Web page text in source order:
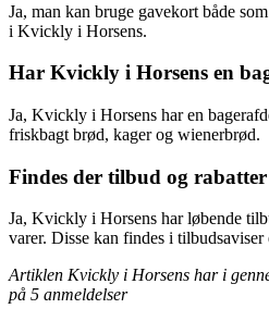
Ja, man kan bruge gavekort både
i Kvickly i Horsens.
Har Kvickly i Horsens en
Ja, Kvickly i Horsens har en
friskbagt brød, kager og wienerbrød.
Findes der tilbud og
Ja, Kvickly i Horsens har løbende
varer. Disse kan findes i
Artiklen Kvickly i Horsens har i
på 5 anmeldelser